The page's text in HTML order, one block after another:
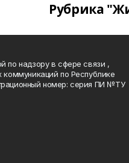
Рубрика
по надзору в сфере связи ,
по Республике
номер: серия ПИ №ТУ